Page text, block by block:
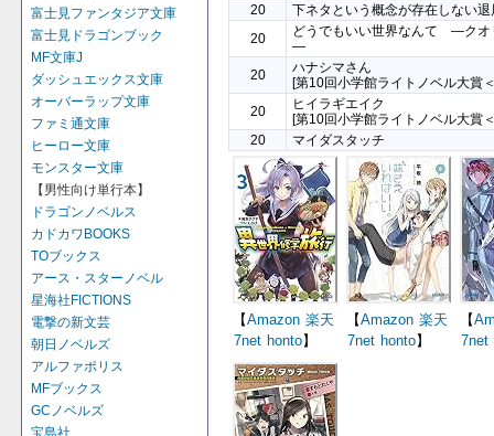
富士見ファンタジア文庫
富士見ドラゴンブック
MF文庫J
ダッシュエックス文庫
オーバーラップ文庫
ファミ通文庫
ヒーロー文庫
モンスター文庫
【男性向け単行本】
ドラゴンノベルス
カドカワBOOKS
TOブックス
アース・スターノベル
星海社FICTIONS
電撃の新文芸
朝日ノベルズ
アルファポリス
MFブックス
GCノベルズ
宝島社
20
下ネタという概念が存在しない
20
どうでもいい世界なんて ―クオ
―
20
ハナシマさん
[第10回小学館ライトノベル大賞
20
ヒイラギエイク
[第10回小学館ライトノベル大賞
20
マイダスタッチ
【Amazon 楽天
7net honto】
【Amazon 楽天
7net honto】
【
7net